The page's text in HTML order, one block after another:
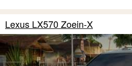
Lexus LX570 Zoein-X